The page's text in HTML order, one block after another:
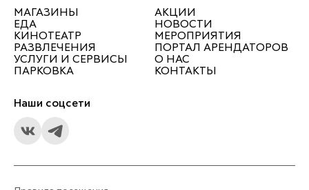
МАГАЗИНЫ
ЕДА
КИНОТЕАТР
РАЗВЛЕЧЕНИЯ
УСЛУГИ И СЕРВИСЫ
ПАРКОВКА
АКЦИИ
НОВОСТИ
МЕРОПРИЯТИЯ
ПОРТАЛ АРЕНДАТОРОВ
О НАС
КОНТАКТЫ
Наши соцсети